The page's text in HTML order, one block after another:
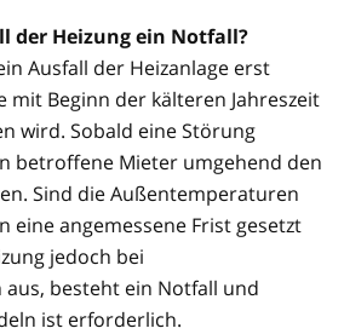
der Heizung ein Notfall?
Ausfall der Heizanlage erst
mit Beginn der kälteren Jahreszeit
wird. Sobald eine Störung
betroffene Mieter umgehend den
Sind die Außentemperaturen
eine angemessene Frist gesetzt
jedoch bei
besteht ein Notfall und
ist erforderlich.